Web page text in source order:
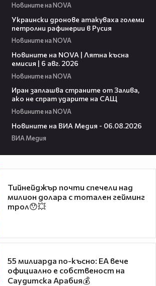
Новините на NOVA
Украински дронове атакуваха големи
петролни рафинерии в Русия
Новините на NOVA
Новините на NOVA | Лятна късна
емисия | 6 авг. 2026
Новините на NOVA
Иран заплашва страните от Залива,
ако не спрат ударите на САЩ
Новините на NOVA
Новините на ВИА Медия - 06.08.2026
ВИА Медия
Тийнейджър почти спечели над
милион долара с тотален гейминг
трол😯💥
55 милиарда по-късно: EA вече
официално е собственост на
Саудитска Арабия💰